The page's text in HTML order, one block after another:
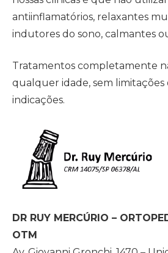
antiinflamatórios, relaxantes
indutores do sono, calmantes
Tratamentos completamente
qualquer idade, sem limitações
indicações.
DR RUY MERCÚRIO –
OTM